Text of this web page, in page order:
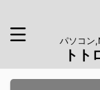
パソコン
トト